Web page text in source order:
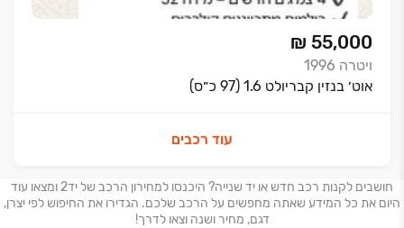
₪ 55,000
ויטרה 1996
אוט׳ בנזין קבריולט 1.6 (97 כ״ס)
עוד רכבים
חושבים לקנות רכב חדש או יד שנייה? היכנסו למחירון הרכב של יד2 ומצאו עוד
היום את כל המידע שאתה מחפשים על הרכב שלכם. הגדירו את החיפוש לפי יצרן,
דגם, מחיר ושנה וצאו לדרך!